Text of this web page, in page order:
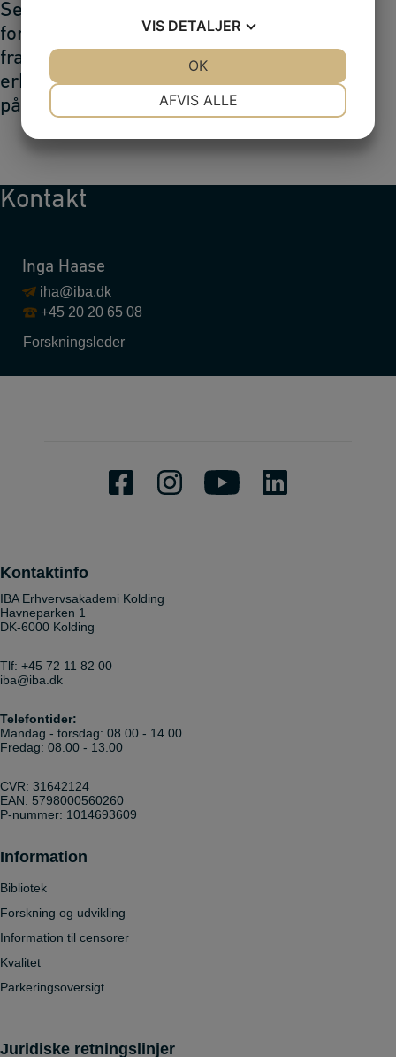
Se alle
forskningsprojekter
fra de danske
erhvervsakademier
på EA Viden
Kontakt
Inga Haase
iha@iba.dk
+45 20 20 65 08
Forskningsleder
Kontaktinfo
IBA Erhvervsakademi Kolding
Havneparken 1
DK-6000 Kolding
Tlf: +45 72 11 82 00
iba@iba.dk
Telefontider:
Mandag - torsdag: 08.00 - 14.00
Fredag: 08.00 - 13.00
CVR: 31642124
EAN: 5798000560260
P-nummer: 1014693609
Information
Bibliotek
Forskning og udvikling
Information til censorer
Kvalitet
Parkeringsoversigt
Juridiske retningslinjer
VIS DETALJER
AFVIS ALLE
OK